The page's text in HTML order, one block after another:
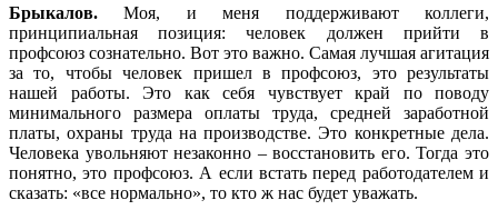
Брыкалов.Моя, и меня поддерживают коллеги,
принципиальная позиция: человек должен прийти в
профсоюз сознательно. Вот это важно. Самая лучшая агитация
за то, чтобы человек пришел в профсоюз, это результаты
нашей работы. Это как себя чувствует край по поводу
минимального размера оплаты труда, средней заработной
платы, охраны труда на производстве. Это конкретные дела.
Человека увольняют незаконно – восстановить его. Тогда это
понятно, это профсоюз. А если встать перед работодателем и
сказать: «все нормально», то кто ж нас будет уважать.